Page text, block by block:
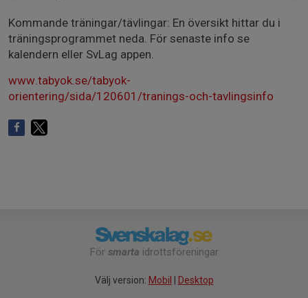
Kommande träningar/tävlingar: En översikt hittar du i
träningsprogrammet neda. För senaste info se
kalendern eller SvLag appen.
www.tabyok.se/tabyok-
orientering/sida/120601/tranings-och-tavlingsinfo
För smarta idrottsföreningar
Välj version: Mobil Desktop